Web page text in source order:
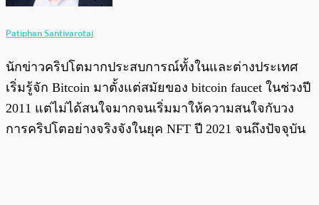
Patiphan Santivarotai
นักข่าวคริปโตมากประสบการณ์ทั้งในและต่างประเทศ
เริ่มรู้จัก Bitcoin มาตั้งแต่สมัยของ bitcoin faucet ในช่วงปี
2011 แต่ไม่ได้สนใจมากจนเริ่มมาให้ความสนใจกับวง
การคริปโตอย่างจริงจังในยุค NFT ปี 2021 จนถึงปัจจุบัน